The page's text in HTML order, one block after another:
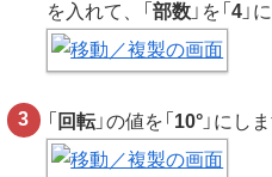
を入れて、「部数 」を「4 」
「 回転」の値を「 10° 」にし